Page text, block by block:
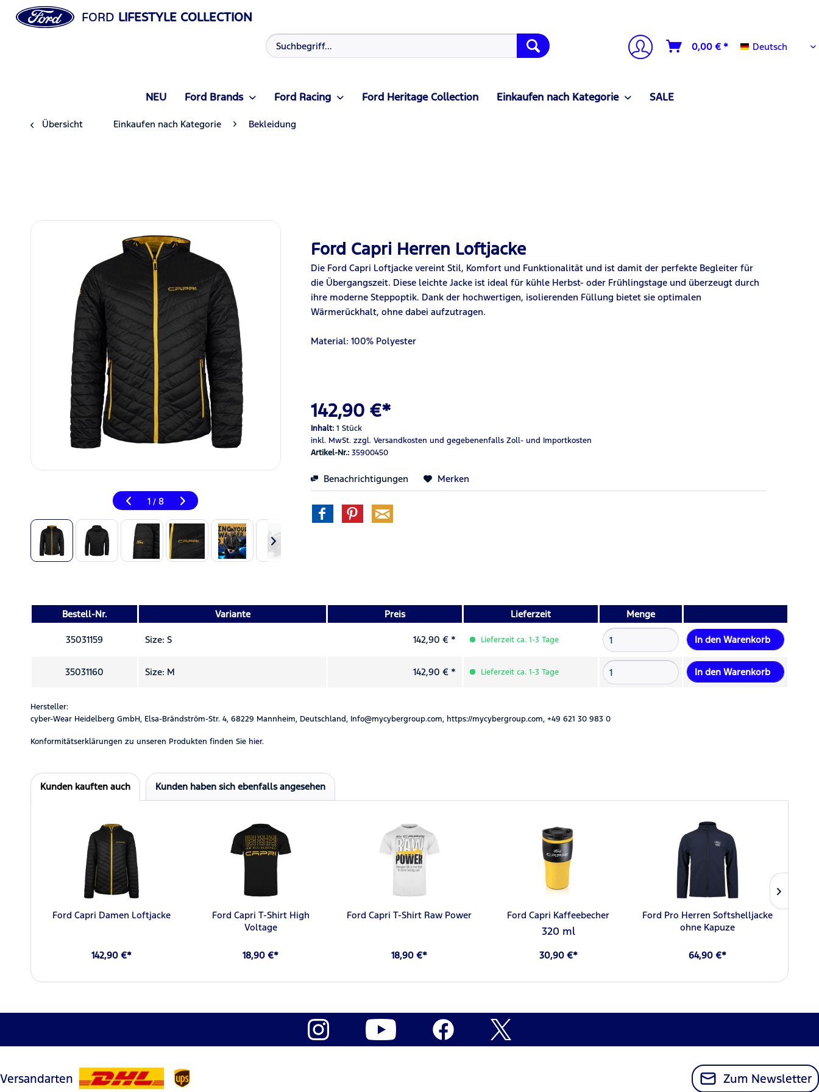
FORD LIFESTYLE COLLECTION
0,00 € * Deutsch
Deutsch
NEU Ford Brands Ford Racing Ford Heritage Collection Einkaufen nach Kategorie SALE
Übersicht Einkaufen nach Kategorie Bekleidung
1 / 8
Ford Capri Herren Loftjacke
Die Ford Capri Loftjacke vereint Stil, Komfort und Funktionalität und ist damit der perfekte Begleiter für
die Übergangszeit. Diese leichte Jacke ist ideal für kühle Herbst- oder Frühlingstage und überzeugt durch
ihre moderne Steppoptik. Dank der hochwertigen, isolierenden Füllung bietet sie optimalen
Wärmerückhalt, ohne dabei aufzutragen.
Material: 100% Polyester
142,90 €*
Inhalt:1 Stück
inkl. MwSt.zzgl. Versandkosten und gegebenenfalls Zoll- und Importkosten
Artikel-Nr.:35900450
Benachrichtigungen Merken
Bestell-Nr. Variante Preis Lieferzeit Menge
35031159 Size: S 142,90 € * Lieferzeit ca. 1-3 Tage In den Warenkorb
35031160 Size: M 142,90 € * Lieferzeit ca. 1-3 Tage In den Warenkorb
Hersteller:
cyber-Wear Heidelberg GmbH, Elsa-Brändström-Str. 4, 68229 Mannheim, Deutschland, Info@mycybergroup.com, https://mycybergroup.com, +49 621 30 983 0
Konformitätserklärungen zu unseren Produkten finden Sie hier.
Kunden kauften auch Kunden haben sich ebenfalls angesehen
Ford Capri Damen Loftjacke
142,90 €*
Ford Capri T-Shirt High
Voltage
18,90 €*
Ford Capri T-Shirt Raw Power
18,90 €*
Ford Capri Kaffeebecher
320 ml
30,90 €*
Ford Pro Herren Softshelljacke
ohne Kapuze
64,90 €*
Versandarten Zum Newsletter